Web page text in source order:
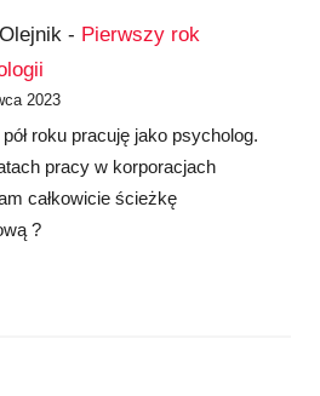
- Pierwszy rok
2023
pół roku pracuję jako psycholog.
pracy w korporacjach
całkowicie ścieżkę
?